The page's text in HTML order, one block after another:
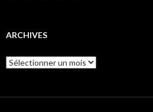
ARCHIVES
A
r